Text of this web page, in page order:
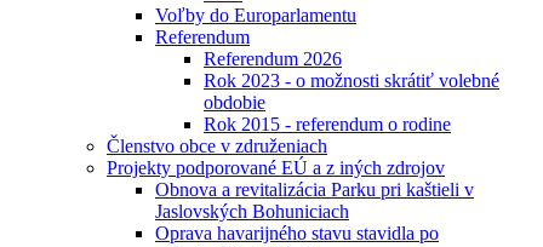
Voľby do Europarlamentu
Referendum
Referendum 2026
Rok 2023 - o možnosti skrátiť volebné
obdobie
Rok 2015 - referendum o rodine
Členstvo obce v združeniach
Projekty podporované EÚ a z iných zdrojov
Obnova a revitalizácia Parku pri kaštieli v
Jaslovských Bohuniciach
Oprava havarijného stavu stavidla po